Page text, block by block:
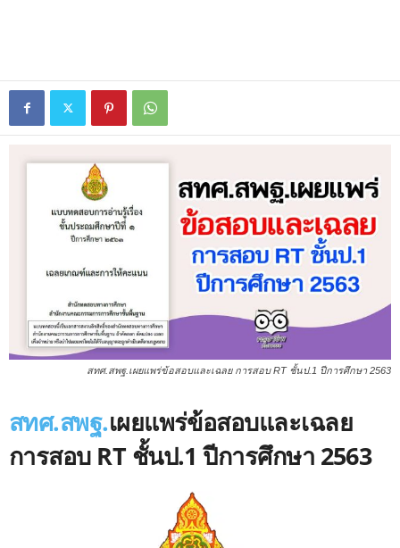
สทศ.สพฐ.เผยแพร่ข้อสอบและเฉลย การสอบ RT ชั้นป.1 ปีการศึกษา 2563
สทศ.สพฐ.เผยแพร่ข้อสอบและเฉลย
การสอบ RT ชั้นป.1 ปีการศึกษา 2563